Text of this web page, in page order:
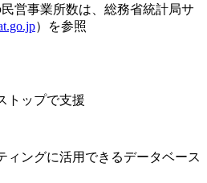
営事業所数は、総務省統計局サ
）を参照
トップで支援
ィングに活用できるデータベース